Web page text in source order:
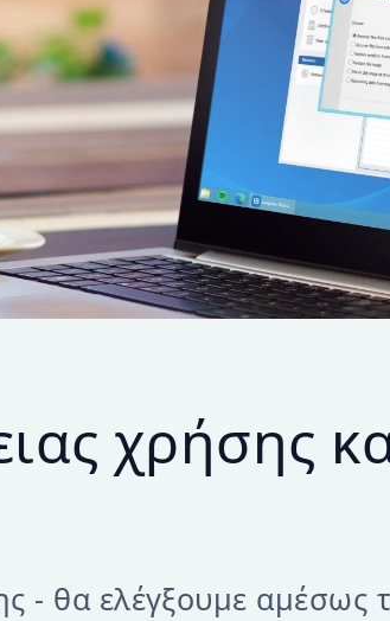
χρήσης
- θα ελέγξουμε αμέσως